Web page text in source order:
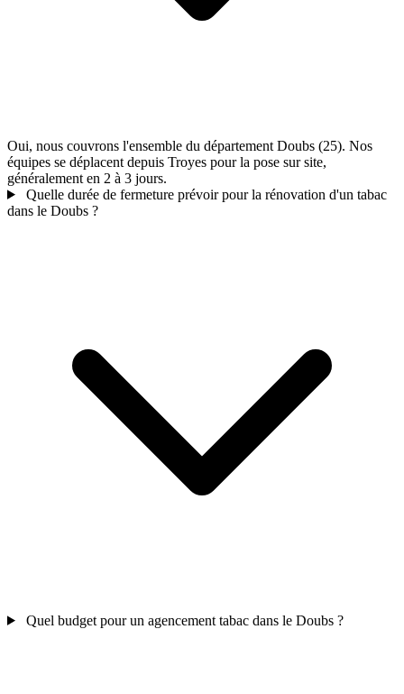
Oui, nous couvrons l'ensemble du département Doubs (25). Nos
équipes se déplacent depuis Troyes pour la pose sur site,
généralement en 2 à 3 jours.
Quelle durée de fermeture prévoir pour la rénovation d'un tabac
dans le Doubs ?
Quel budget pour un agencement tabac dans le Doubs ?